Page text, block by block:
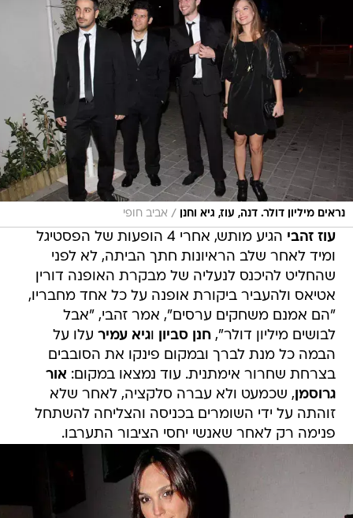
נראים מיליון דולר. דנה, עוז, גיא וחנן / אביב חופי
עוז זהבי
הגיע מותש, אחרי 4 הופעות של הפסטיגל
ומיד לאחר שלב הראיונות חתך הביתה, לא לפני
שהחליט להיכנס לנעליה של מבקרת האופנה דורין
אטיאס ולהעביר ביקורת אופנה על כל אחד מחבריו,
"הם אמנם משחקים ערסים", אמר זהבי, "אבל
לבושים מיליון דולר",חנן סביון וגיא עמיר עלו על
הבמה כל מנת לברך ובמקום פינקו את הסובבים
בצרחת שחרור אימתנית. עוד נמצאו במקום: אור
גרוסמן , שכמעט ולא עברה סלקציה, לאחר שלא
זוהתה על ידי השומרים בכניסה והצליחה להשתחל
פנימה רק לאחר שאנשי יחסי הציבור התערבו.